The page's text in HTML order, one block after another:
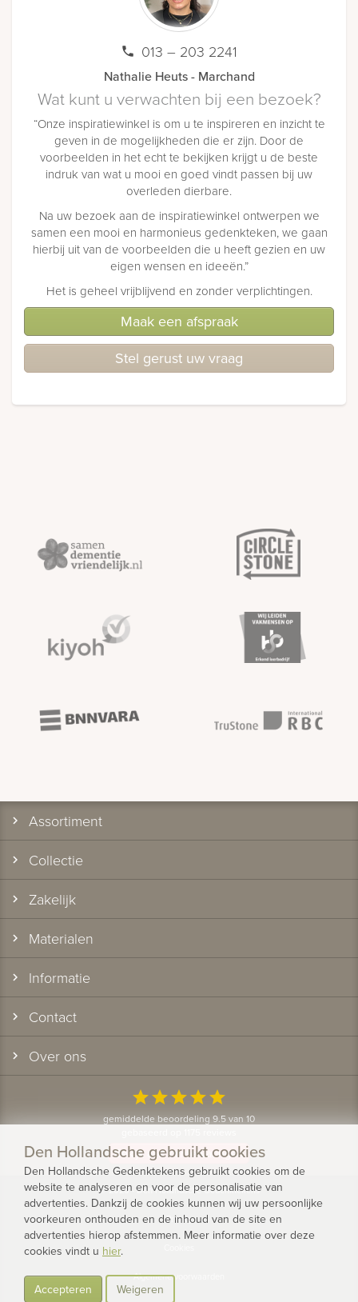
013 – 203 2241
Nathalie Heuts - Marchand
Wat kunt u verwachten bij een bezoek?
“Onze inspiratiewinkel is om u te inspireren en inzicht te
geven in de mogelijkheden die er zijn. Door de
voorbeelden in het echt te bekijken krijgt u de beste
indruk van wat u mooi en goed vindt passen bij uw
overleden dierbare.
Na uw bezoek aan de inspiratiewinkel ontwerpen we
samen een mooi en harmonieus gedenkteken, we gaan
hierbij uit van de voorbeelden die u heeft gezien en uw
eigen wensen en ideeën.”
Het is geheel vrijblijvend en zonder verplichtingen.
Maak een afspraak
Stel gerust uw vraag
Assortiment
Collectie
Zakelijk
Materialen
Informatie
Contact
Over ons
starstarstarstarstar
gemiddelde beoordeling 9.5 van 10
Bekijk alle klantervaringen
© 2026 - Den Hollandsche Gedenktekens
Privacy
Algemene voorwaarden
Den Hollandsche gebruikt cookies
Den Hollandsche Gedenktekens gebruikt cookies om de
website te analyseren en voor de personalisatie van
advertenties. Dankzij de cookies kunnen wij uw persoonlijke
voorkeuren onthouden en de inhoud van de site en
advertenties hierop afstemmen. Meer informatie over deze
cookies vindt u hier.
Accepteren Weigeren